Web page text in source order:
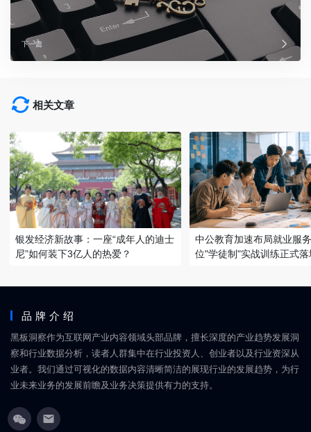
下一篇
相关文章
银发经济新故事：一座“成年人的迪士
尼”如何装下3亿人的热爱？
中公教育加速布局就业服
位"学徒制"实战训练正式落
品牌介绍
黑板洞察作为互联网产业内容领域头部品牌，擅长深度的产业趋势发展洞
察和行业数据分析，读者人群集中在行业投资人、创业者以及行业资深从
业者。我们通过可视化的数据内容清晰简洁的展现行业的发展趋势，为行
业未来业务的发展前瞻及业务决策提供有力的支持。